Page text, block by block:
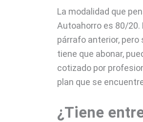
La modalidad que
Autoahorro es 80/
párrafo anterior, pero
tiene que abonar,
cotizado por
plan que se
¿Tiene